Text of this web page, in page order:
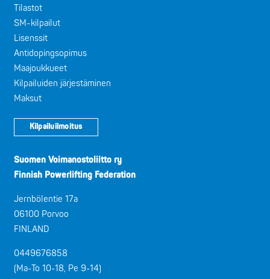
Tilastot
SM-kilpailut
Lisenssit
Antidopingsopimus
Maajoukkueet
Kilpailuiden järjestäminen
Maksut
Kilpailuilmoitus
Suomen Voimanostoliitto ry
Finnish Powerlifting Federation
Jernbölentie 17a
06100 Porvoo
FINLAND
0449676858
(Ma-To 10-18, Pe 9-14)